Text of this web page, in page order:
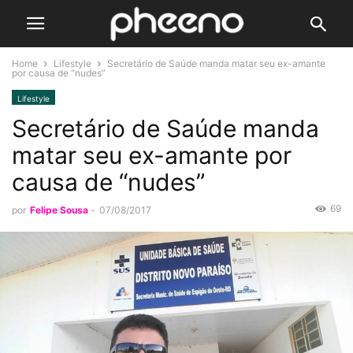
Home Lifestyle
Secretário de Saúde manda matar seu ex-amante
por causa de “nudes”
Lifestyle
Secretário de Saúde manda
matar seu ex-amante por
causa de “nudes”
por Felipe Sousa - 07/08/2017 69